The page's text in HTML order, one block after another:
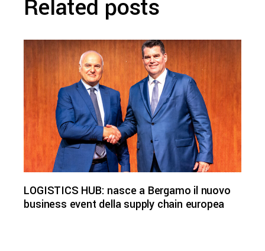
Related posts
LOGISTICS HUB: nasce a Bergamo il nuovo
business event della supply chain europea